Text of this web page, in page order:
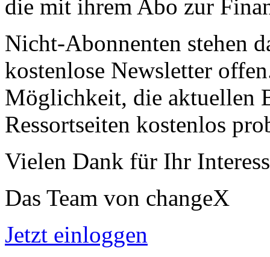
die mit ihrem Abo zur
Nicht-Abonnenten stehen
kostenlose Newsletter
Möglichkeit, die aktuellen
Ressortseiten kostenlos
Vielen Dank für Ihr
Das Team von changeX
Jetzt einloggen